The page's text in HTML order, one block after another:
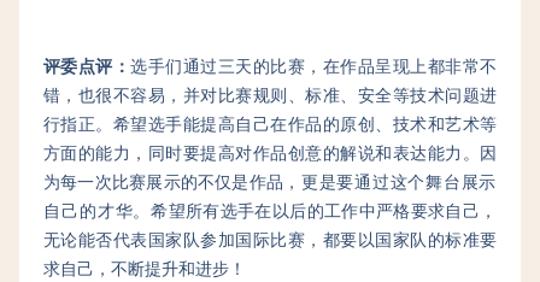
评委点评：选手们通过三天的比赛，在作品呈现上都非常不
错，也很不容易，并对比赛规则、标准、安全等技术问题进
行指正。希望选手能提高自己在作品的原创、技术和艺术等
方面的能力，同时要提高对作品创意的解说和表达能力。
因
为每一次比赛展示的不仅是作品 ，更是要通过这个舞台展示
自己的才华。希望所有选手在以后的工作中严格要求自己，
无论能否代表国家队参加国际比赛，都要以国家队的标准要
求自己，不断提升和进步！